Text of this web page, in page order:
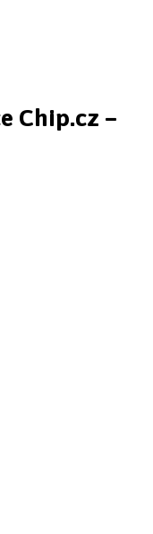
Chip.cz –